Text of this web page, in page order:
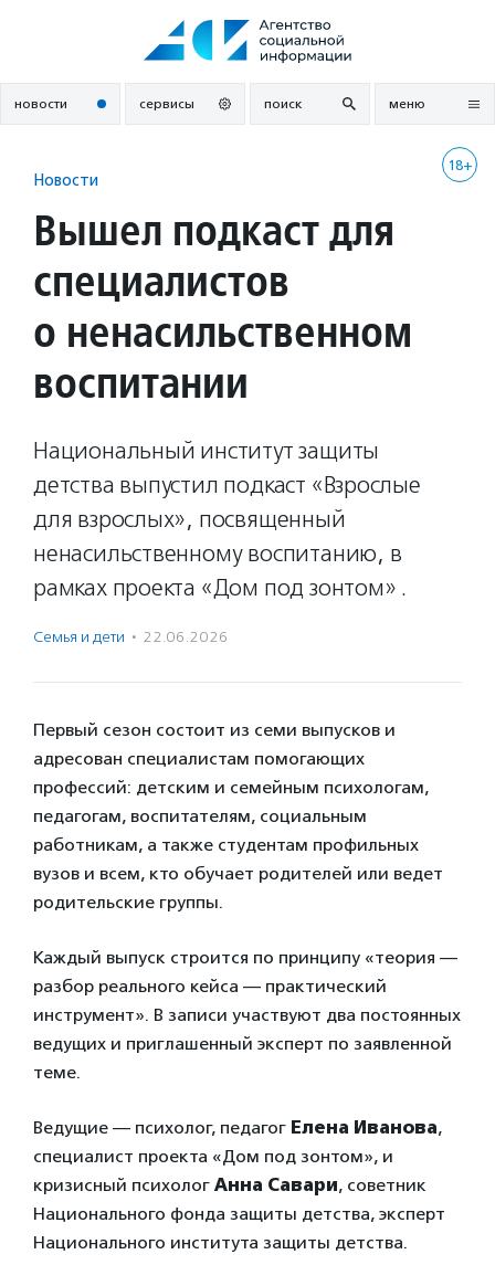
новости сервисы поиск меню
18+
Новости
Вышел подкаст для
специалистов
о ненасильственном
воспитании
Национальный институт защиты
детства выпустил подкаст «Взрослые
для взрослых», посвященный
ненасильственному воспитанию, в
рамках проекта «Дом под зонтом» .
Семья и дети · 22.06.2026
Первый сезон состоит из семи выпусков и
адресован специалистам помогающих
профессий: детским и семейным психологам,
педагогам, воспитателям, социальным
работникам, а также студентам профильных
вузов и всем, кто обучает родителей или ведет
родительские группы.
Каждый выпуск строится по принципу «теория —
разбор реального кейса — практический
инструмент». В записи участвуют два постоянных
ведущих и приглашенный эксперт по заявленной
теме.
Ведущие — психолог, педагог Елена Иванова,
специалист проекта «Дом под зонтом», и
кризисный психолог Анна Савари, советник
Национального фонда защиты детства, эксперт
Национального института защиты детства.